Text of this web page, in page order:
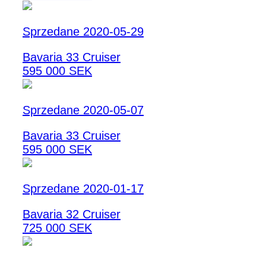
Sprzedane 2020-05-29
Bavaria 33 Cruiser
595 000 SEK
Sprzedane 2020-05-07
Bavaria 33 Cruiser
595 000 SEK
Sprzedane 2020-01-17
Bavaria 32 Cruiser
725 000 SEK